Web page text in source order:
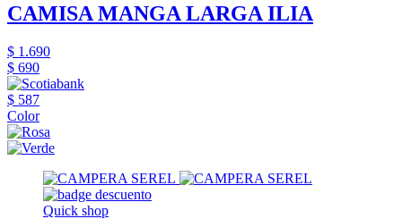
CAMISA MANGA LARGA ILIA
$ 1.690
$ 690
$ 587
Color
Quick shop